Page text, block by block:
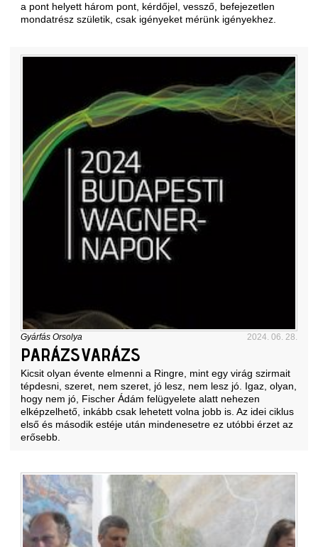
a pont helyett három pont, kérdőjel, vessző, befejezetlen
mondatrész születik, csak igényeket mérünk igényekhez.
Gyárfás Orsolya 2024. 06. 28.
PARÁZSVARÁZS
Kicsit olyan évente elmenni a Ringre, mint egy virág szirmait
tépdesni, szeret, nem szeret, jó lesz, nem lesz jó. Igaz, olyan,
hogy nem jó, Fischer Ádám felügyelete alatt nehezen
elképzelhető, inkább csak lehetett volna jobb is. Az idei ciklus
első és második estéje után mindenesetre ez utóbbi érzet az
erősebb.